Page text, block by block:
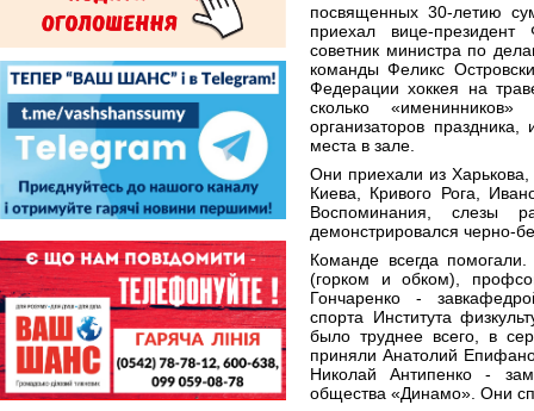
посвященных 30-летию
приехал вице-
советник министра по
команды Феликс
Федерации хоккея на
сколько
организаторов
места в зале.
Они приехали из
Киева, Кривого Рога,
Воспоминания, слезы
демонстрировался черно-
Команде всегда
(горком и обком),
Гончаренко -
спорта Института
было труднее всего, в
приняли Анатолий
Николай Антипенко -
общества «Динамо». Они